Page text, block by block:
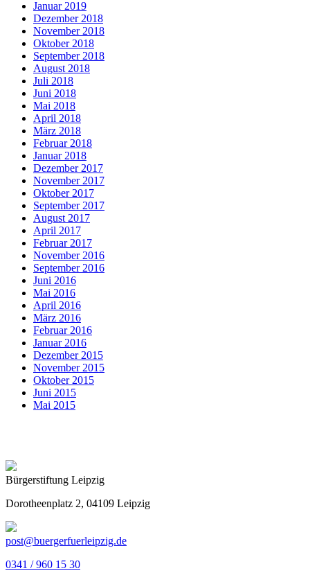
Januar 2019
Dezember 2018
November 2018
Oktober 2018
September 2018
August 2018
Juli 2018
Juni 2018
Mai 2018
April 2018
März 2018
Februar 2018
Januar 2018
Dezember 2017
November 2017
Oktober 2017
September 2017
August 2017
April 2017
Februar 2017
November 2016
September 2016
Juni 2016
Mai 2016
April 2016
März 2016
Februar 2016
Januar 2016
Dezember 2015
November 2015
Oktober 2015
Juni 2015
Mai 2015
Bürgerstiftung Leipzig
Dorotheenplatz 2, 04109 Leipzig
post@buergerfuerleipzig.de
0341 / 960 15 30